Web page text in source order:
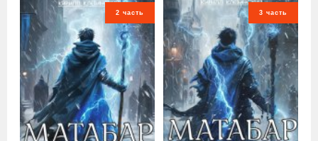
2 часть 3 часть